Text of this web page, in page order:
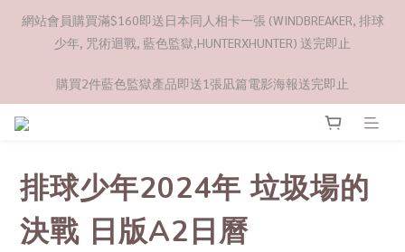
網站會員購買滿$160即送日本同人相卡一張 (WINDBREAKER, 排球
少年, 咒術迴戰, 藍色監獄,HUNTERXHUNTER) 送完即止
購買2件藍色監獄產品即送1張凪篇電影海報送完即止
排球少年2024年 垃圾場的
決戰 日版A2日曆